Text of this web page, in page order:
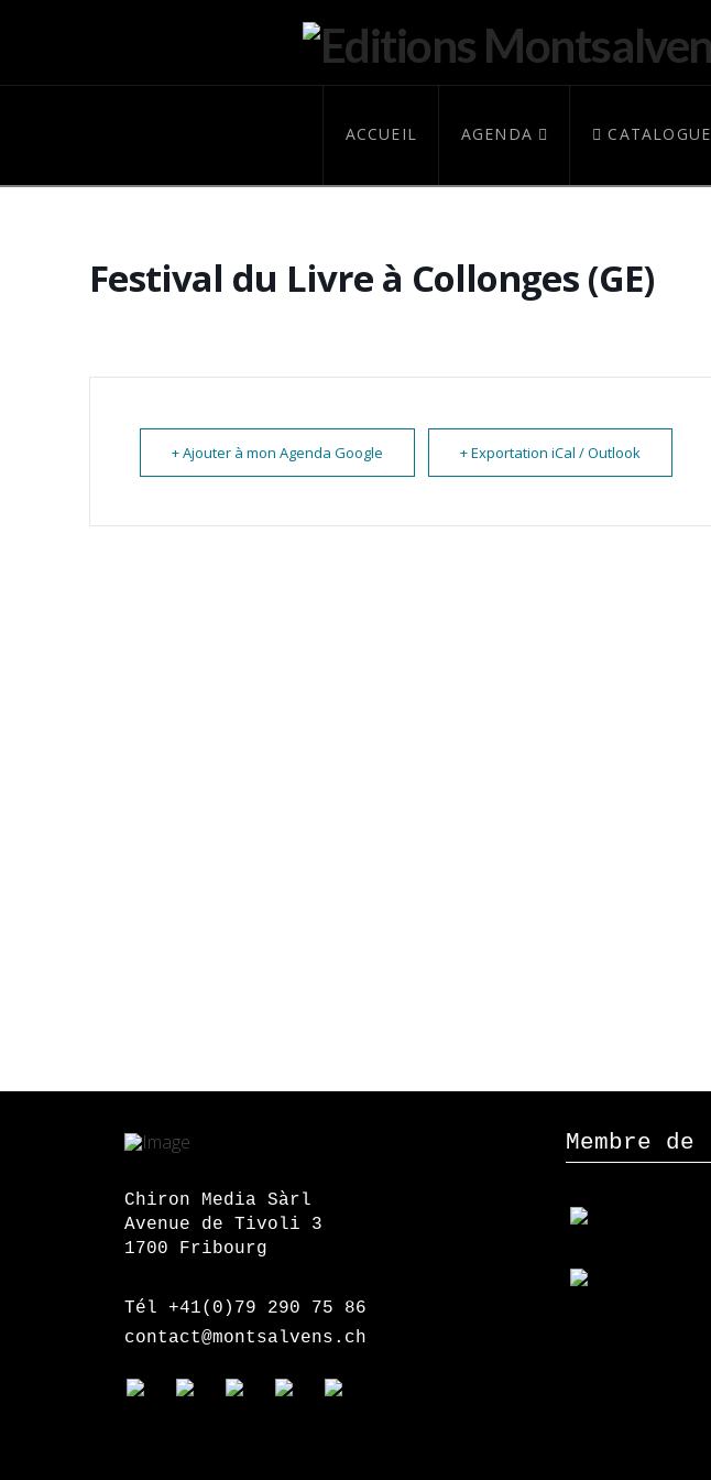
ACCUEIL AGENDA CATALOGUE
Festival du Livre à Collonges (GE)
+ Ajouter à mon Agenda Google + Exportation iCal / Outlook
Chiron Media Sàrl
Avenue de Tivoli 3
1700 Fribourg
Tél +41(0)79 290 75 86
contact@montsalvens.ch
Membre de